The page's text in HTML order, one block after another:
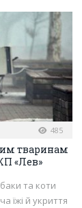
485
тваринам
«Лев»
та коти
їжі й укриття